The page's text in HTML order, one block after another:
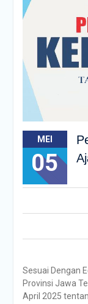
MEI
05
Sesuai Dengan
Provinsi Jawa
April 2025